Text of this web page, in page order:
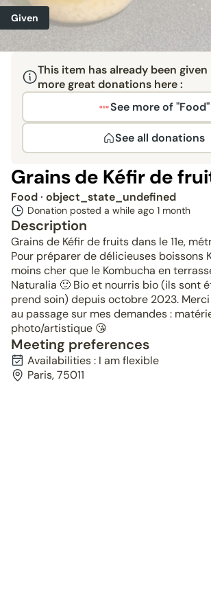
Given
This item has already been given
more great donations here :
See more of "Food"
See all donations
Grains de Kéfir de
Food· object_state_undefined
Donation posted a while ago 1 month
Description
Grains de Kéfir de fruits dans le 11e,
Pour préparer de délicieuses boissons
moins cher que le Kombucha en
Naturalia 🙂 Bio et nourris bio (ils sont
prend soin) depuis octobre 2023.
au passage sur mes demandes :
photo/artistique 😘
Meeting preferences
Availabilities : I am flexible
Paris, 75011